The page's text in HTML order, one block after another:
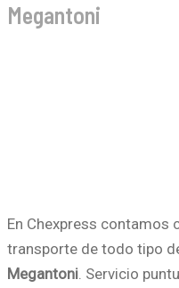
Megantoni
En Chexpress contamos
transporte de todo tipo
Megantoni . Servicio